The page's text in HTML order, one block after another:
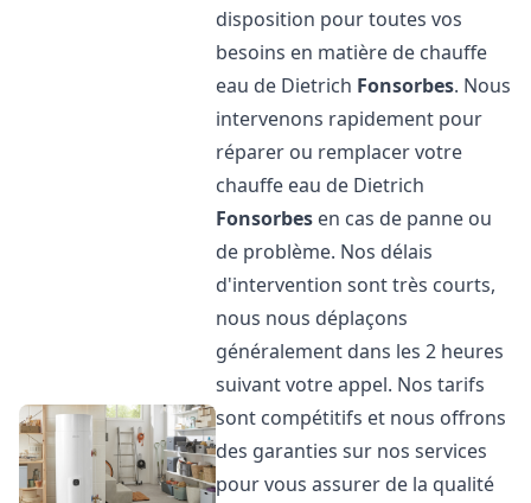
disposition pour toutes vos
besoins en matière de chauffe
eau de Dietrich Fonsorbes. Nous
intervenons rapidement pour
réparer ou remplacer votre
chauffe eau de Dietrich
Fonsorbes en cas de panne ou
de problème. Nos délais
d'intervention sont très courts,
nous nous déplaçons
généralement dans les 2 heures
suivant votre appel. Nos tarifs
sont compétitifs et nous offrons
des garanties sur nos services
pour vous assurer de la qualité